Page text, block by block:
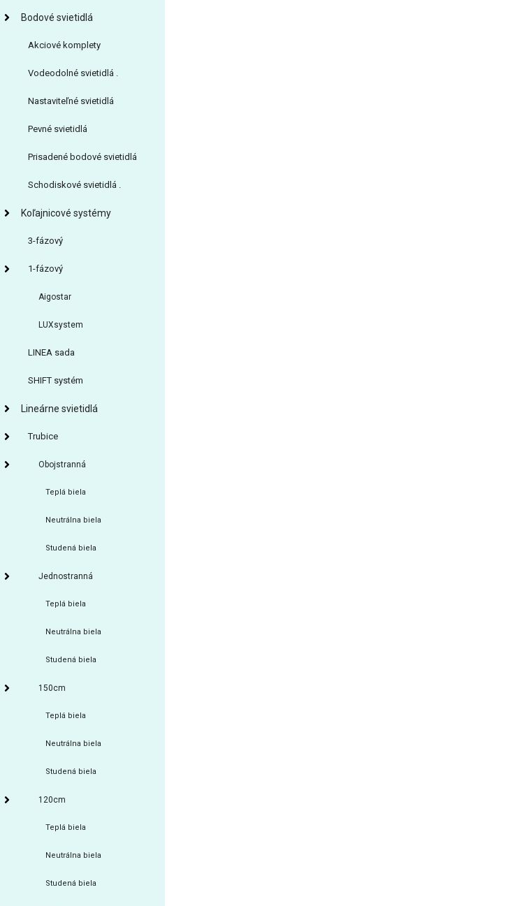
Bodové svietidlá
Akciové komplety
Vodeodolné svietidlá .
Nastaviteľné svietidlá
Pevné svietidlá
Prisadené bodové svietidlá
Schodiskové svietidlá .
Koľajnicové systémy
3-fázový
1-fázový
Aigostar
LUXsystem
LINEA sada
SHIFT systém
Lineárne svietidlá
Trubice
Obojstranná
Teplá biela
Neutrálna biela
Studená biela
Jednostranná
Teplá biela
Neutrálna biela
Studená biela
150cm
Teplá biela
Neutrálna biela
Studená biela
120cm
Teplá biela
Neutrálna biela
Studená biela